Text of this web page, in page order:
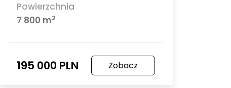
Powierzchnia
7 800 m2
195 000 PLN Zobacz